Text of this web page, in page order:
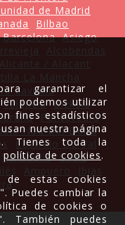
de Madrid
Bilbao
Barcelona Asiego
Laviana
Valencia Bizkaia
Pontevedra
Nou Del Delta
Castrelo Do Val
Valladolid Cádiz
garantizar el
podemos utilizar
fines estadísticos
nuestra página
Tienes toda la
política de cookies.
de estas cookies
Puedes cambiar la
de cookies o
También puedes